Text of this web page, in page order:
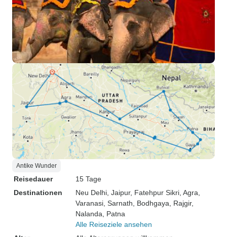
Antike Wunder
Reisedauer
15 Tage
Destinationen
Neu Delhi , Jaipur, Fatehpur Sikri , Agra
Varanasi , Sarnath , Bodhgaya , Rajgir,
Nalanda , Patna
Alle Reiseziele ansehen